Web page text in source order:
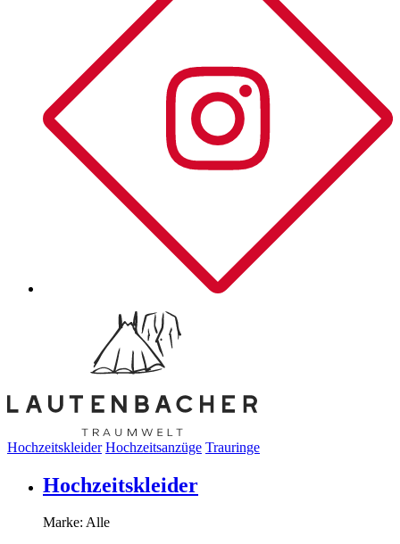
Hochzeitskleider Hochzeitsanzüge Trauringe
Hochzeitskleider
Marke: Alle